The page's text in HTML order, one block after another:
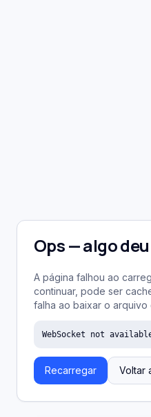
Ops — algo
A página falhou ao
continuar, pode ser
falha ao baixar o arquivo
WebSocket not
Recarregar Voltar